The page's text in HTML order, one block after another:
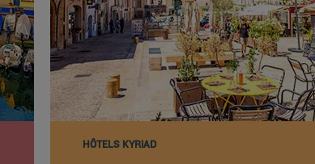
HÔTELS KYRIAD